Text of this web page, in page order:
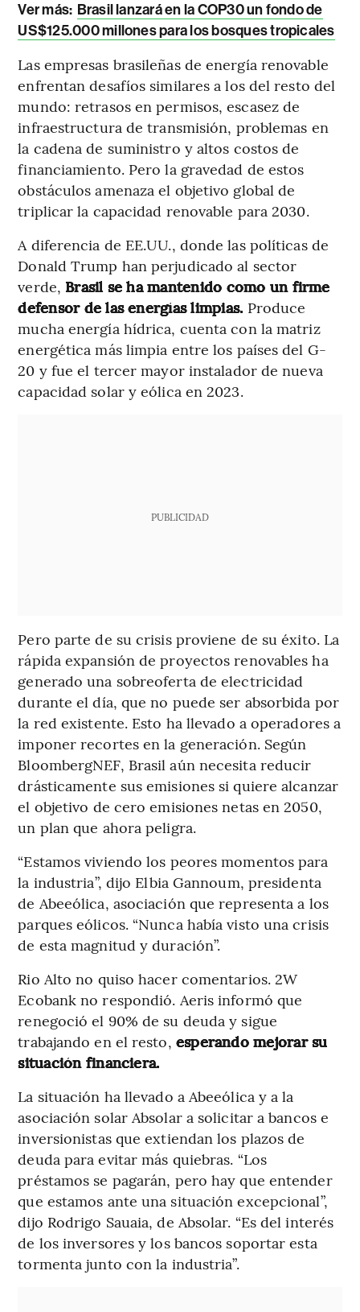
Ver más: Brasil lanzará en la COP30 un fondo de
US$125.000 millones para los bosques tropicales
Las empresas brasileñas de energía renovable
enfrentan desafíos similares a los del resto del
mundo: retrasos en permisos, escasez de
infraestructura de transmisión, problemas en
la cadena de suministro y altos costos de
financiamiento. Pero la gravedad de estos
obstáculos amenaza el objetivo global de
triplicar la capacidad renovable para 2030.
A diferencia de EE.UU., donde las políticas de
Donald Trump han perjudicado al sector
verde, Brasil se ha mantenido como un firme
defensor de las energías limpias. Produce
mucha energía hídrica, cuenta con la matriz
energética más limpia entre los países del G-
20 y fue el tercer mayor instalador de nueva
capacidad solar y eólica en 2023.
PUBLICIDAD
Pero parte de su crisis proviene de su éxito. La
rápida expansión de proyectos renovables ha
generado una sobreoferta de electricidad
durante el día, que no puede ser absorbida por
la red existente. Esto ha llevado a operadores a
imponer recortes en la generación. Según
BloombergNEF, Brasil aún necesita reducir
drásticamente sus emisiones si quiere alcanzar
el objetivo de cero emisiones netas en 2050,
un plan que ahora peligra.
“Estamos viviendo los peores momentos para
la industria”, dijo Elbia Gannoum, presidenta
de Abeeólica, asociación que representa a los
parques eólicos. “Nunca había visto una crisis
de esta magnitud y duración”.
Rio Alto no quiso hacer comentarios. 2W
Ecobank no respondió. Aeris informó que
renegoció el 90% de su deuda y sigue
trabajando en el resto, esperando mejorar su
situación financiera.
La situación ha llevado a Abeeólica y a la
asociación solar Absolar a solicitar a bancos e
inversionistas que extiendan los plazos de
deuda para evitar más quiebras. “Los
préstamos se pagarán, pero hay que entender
que estamos ante una situación excepcional”,
dijo Rodrigo Sauaia, de Absolar. “Es del interés
de los inversores y los bancos soportar esta
tormenta junto con la industria”.